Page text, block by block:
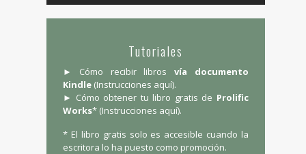
Tutoriales
► Cómo recibir librosvía documento
Kindle (Instrucciones aquí).
► Cómo obtener tu libro gratis de Prolific
Works* (Instrucciones aquí).
* El libro gratis solo es accesible cuando la
escritora lo ha puesto como promoción.